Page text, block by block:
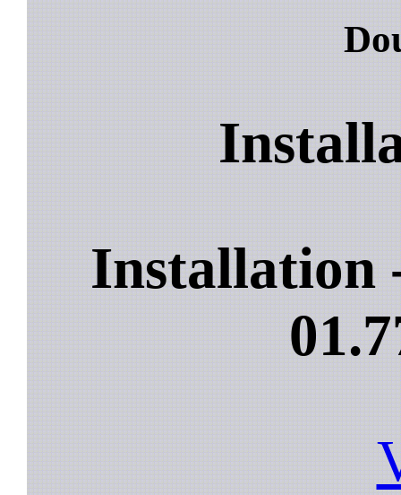
Installation